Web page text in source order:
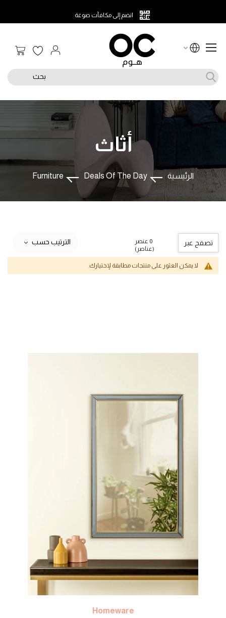
انضم إلى مكافآت صوغة
سلة
بحث
الرئيسية Deals Of The Day
Furniture
أثاث
تصفح عبر
0 عنصر
(عناصر)
الترتيب حسب
لا يمكن العثور على منتجات مطابقة لإختيارك.
Homeware